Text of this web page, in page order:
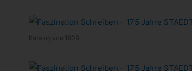
Kata­log von 1909